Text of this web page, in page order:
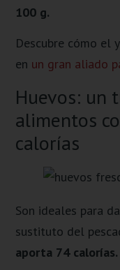
100 g.
Descubre cómo el
en un gran aliado
Huevos: un
alimentos
calorías
Son ideales para
sustituto del
aporta 74 calorías.